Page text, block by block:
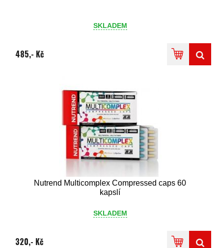
SKLADEM
485,- Kč
Nutrend Multicomplex Compressed caps 60
kapslí
SKLADEM
320,- Kč